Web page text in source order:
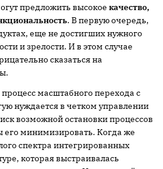
предложить высокое качество,
. В первую очередь,
еще не достигших нужного
и зрелости. И в этом случае
сказаться на
масштабного перехода с
нуждается в четком управлении
возможной остановки процессов
минимизировать. Когда же
спектра интегрированных
которая выстраивалась